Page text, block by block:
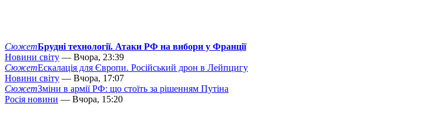
СюжетБрудні технології. Атаки РФ на вибори у Франції
Новини світу — Вчора, 23:39
СюжетЕскалація для Європи. Російський дрон в Лейпцигу
Новини світу — Вчора, 17:07
СюжетЗміни в армії РФ: що стоїть за рішенням Путіна
Росія новини — Вчора, 15:20